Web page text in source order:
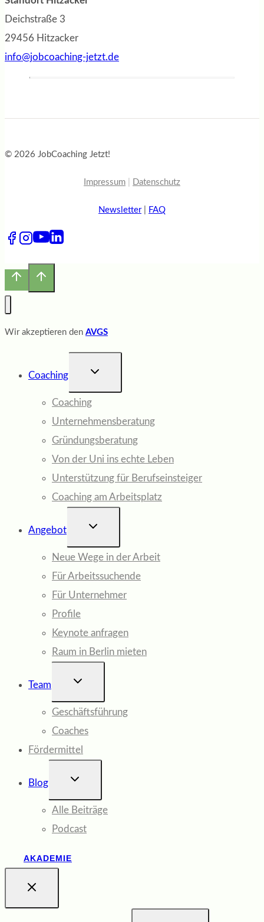
Deichstraße 3
29456 Hitzacker
info@jobcoaching-jetzt.de
© 2026 JobCoaching Jetzt!
Impressum Datenschutz
Newsletter| FAQ
Wir akzeptieren den AVGS
Coaching
UNTERMENÜ
Coaching
Unternehmensberatung
Gründungsberatung
Von der Uni ins echte Leben
Unterstützung für Berufseinsteiger
Coaching am Arbeitsplatz
Angebot
UNTERMENÜ
Neue Wege in der Arbeit
Für Arbeitssuchende
Für Unternehmer
Profile
Keynote anfragen
Raum in Berlin mieten
Team
UNTERMENÜ
Geschäftsführung
Coaches
Fördermittel
Blog
UNTERMENÜ
Alle Beiträge
Podcast
AKADEMIE